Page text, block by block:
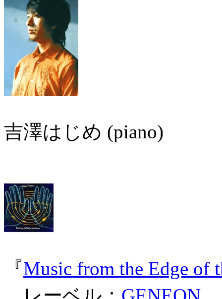
吉澤はじめ (piano)
『Music from the Edge of